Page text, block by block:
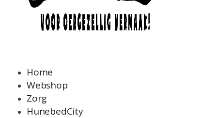
Home
Webshop
Zorg
HunebedCity